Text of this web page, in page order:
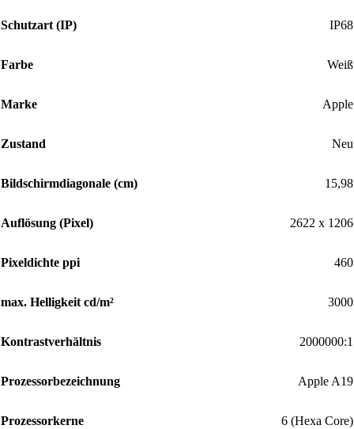
Schutzart (IP) IP68
Farbe Weiß
Marke Apple
Zustand Neu
Bildschirmdiagonale (cm) 15,98
Auflösung (Pixel) 2622 x 1206
Pixeldichte ppi 460
max. Helligkeit cd/m² 3000
Kontrastverhältnis 2000000:1
Prozessorbezeichnung Apple A19
Prozessorkerne 6 (Hexa Core)